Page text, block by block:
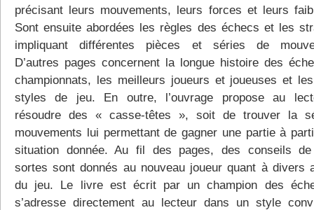
précisant leurs mouvements, leurs forces et leurs
Sont ensuite abordées les règles des échecs et les
impliquant différentes pièces et séries de
D’autres pages concernent la longue histoire des
championnats, les meilleurs joueurs et joueuses et
styles de jeu. En outre, l’ouvrage propose au
résoudre des « casse-têtes », soit de trouver la
mouvements lui permettant de gagner une partie à
situation donnée. Au fil des pages, des conseils
sortes sont donnés au nouveau joueur quant à divers
du jeu. Le livre est écrit par un champion des
s’adresse directement au lecteur dans un style